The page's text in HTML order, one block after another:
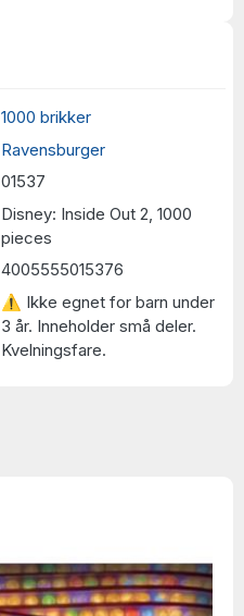
1000 brikker
Ravensburger
01537
Disney: Inside Out 2, 1000
pieces
4005555015376
⚠ Ikke egnet for barn under
3 år. Inneholder små deler.
Kvelningsfare.